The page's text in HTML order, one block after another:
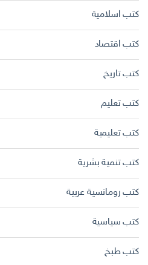
كتب اسلامية
كتب اقتصاد
كتب تاريخ
كتب تعليم
كتب تعليمية
كتب تنمية بشرية
كتب رومانسية عربية
كتب سياسية
كتب طبخ